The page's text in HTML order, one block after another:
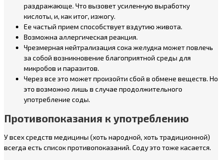
раздражающе. Что вызовет усиленную выработку
кислоты, и, как итог, изжогу.
Ее частый прием способствует вздутию живота.
Возможна аллергическая реакция.
Чрезмерная нейтрализация сока желудка может повлечь
за собой возникновение благоприятной среды для
микробов и паразитов.
Через все это может произойти сбой в обмене веществ. Но
это возможно лишь в случае продолжительного
употребление соды.
Противопоказания к употреблению
У всех средств медицины (хоть народной, хоть традиционной)
всегда есть список противопоказаний. Соду это тоже касается.